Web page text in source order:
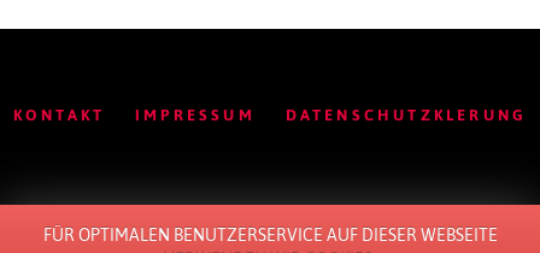
KONTAKT IMPRESSUM DATENSCHUTZKLERUNG
FÜR OPTIMALEN BENUTZERSERVICE AUF DIESER WEBSEITE